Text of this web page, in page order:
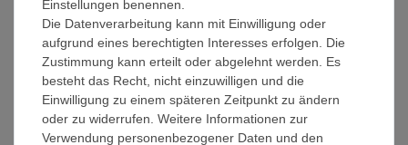
2-in-1-Lösung für die Solarstromversorgung im Eigenheim. Darin
kombiniert SMA intelligente Technologien und integrierte Services
zu einer platzsparenden Kompaktlösung. Anwender erzeugen,
nutzen und speichern Solarstrom mit dem Sunny Tripower Smart
Energy einfach und komfortabel.
Das System lässt sich jederzeit erweitern und bindet auch
Elektromobilität oder Wärmepumpen ein.
Einstellungen benennen.
Die Datenverarbeitung kann mit Einwilligung oder
aufgrund eines berechtigten Interesses erfolgen. Die
Zustimmung kann erteilt oder abgelehnt werden. Es
besteht das Recht, nicht einzuwilligen und die
Einwilligung zu einem späteren Zeitpunkt zu ändern
oder zu widerrufen. Weitere Informationen zur
Verwendung personenbezogener Daten und den